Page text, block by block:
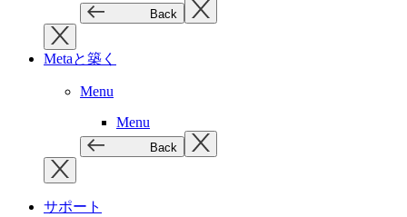
Back
Metaと築く
Menu
Menu
Back
サポート